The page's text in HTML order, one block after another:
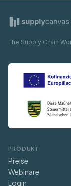
The Supply Chain
PRODUKT
Preise
Webinare
Login